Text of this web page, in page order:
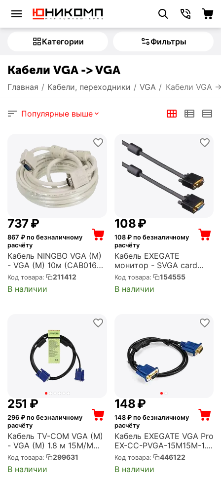
Категории Фильтры
Кабели VGA -> VGA
Главная / Кабели, переходники / VGA / Кабели VGA -
Популярные выше
‍737‍₽
867 ₽ по безналичному
расчёту
Кабель NINGBO VGA (M)
- VGA (M) 10м (CAB016S-
10M-BR)
Код товара: 211412
В наличии
‍108‍₽
108₽ по безналичному
расчёту
Кабель EXEGATE
монитор - SVGA card
(15M -15F) 1.8м 2
фильтра, позол.
разъемы, экран
Код товара: 154555
В наличии
‍251‍ ₽
296 ₽ по безналичному
расчёту
Кабель TV-COM VGA (M)
- VGA (M) 1.8 м 15M/M
(QCG120H-1.8M)
Код товара: 299631
В наличии
‍148‍₽
148₽ по безналичному
расчёту
Кабель EXEGATE VGA Pro
EX-CC-PVGA-15M15M-1.0
(15M/15M, 1м, 2 фильтра,
позолоченные контакты,
экран) (EX294725RUS)
Код товара: 446122
В наличии